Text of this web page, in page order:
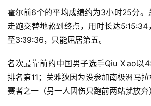
霍尔前6个的平均成绩约为3小时25分。
走跑交替地熬到终点，用时长达5:15:34
至3:39:36，只能屈居第五。
名次最靠前的中国男子选手Qiu Xiao以
排名第11；关雅狄因为没参加南极洲马
赛者之一（另一人因伤只跑前两站就放弃